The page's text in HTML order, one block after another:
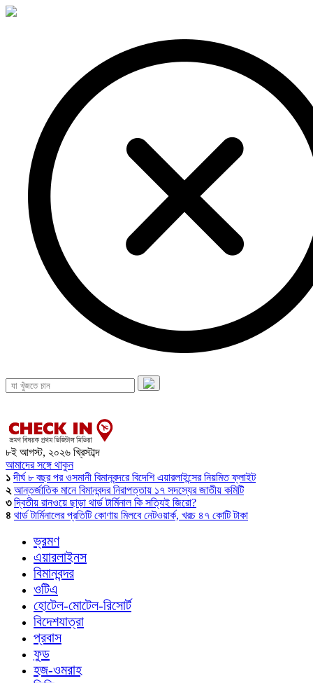
৮ই আগস্ট, ২০২৬ খ্রিস্টাব্দ
আমাদের সঙ্গে থাকুন
১ দীর্ঘ ৮ বছর পর ওসমানী বিমানবন্দরে বিদেশি এয়ারলাইন্সের নিয়মিত ফ্লাইট
২ আন্তর্জাতিক মানে বিমানবন্দর নিরাপত্তায় ১৭ সদস্যের জাতীয় কমিটি
৩ দ্বিতীয় রানওয়ে ছাড়া থার্ড টার্মিনাল কি সত্যিই জিরো?
৪ থার্ড টার্মিনালের প্রতিটি কোণায় মিলবে নেটওয়ার্ক, খরচ ৪৭ কোটি টাকা
ভ্রমণ
এয়ারলাইনস
বিমানবন্দর
ওটিএ
হোটেল-মোটেল-রিসোর্ট
বিদেশযাত্রা
প্রবাস
ফুড
হজ-ওমরাহ